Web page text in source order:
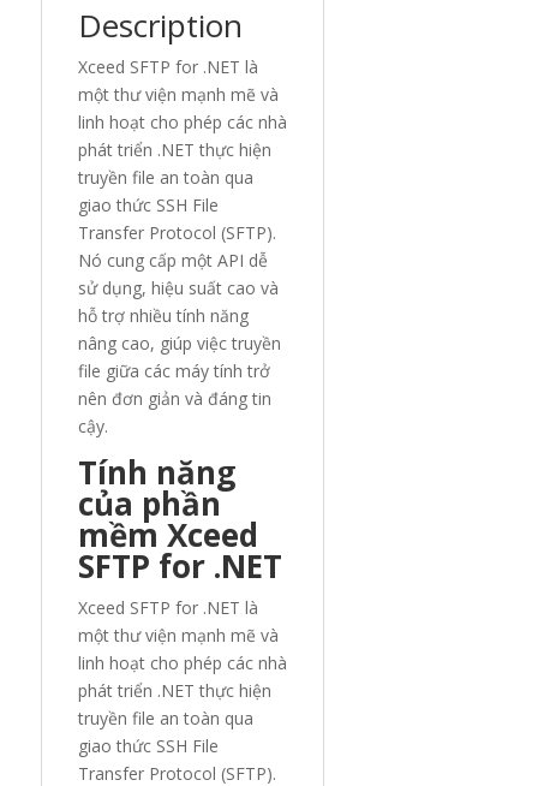
Description
Xceed SFTP for .NET là
một thư viện mạnh mẽ và
linh hoạt cho phép các nhà
phát triển .NET thực hiện
truyền file an toàn qua
giao thức SSH File
Transfer Protocol (SFTP).
Nó cung cấp một API dễ
sử dụng, hiệu suất cao và
hỗ trợ nhiều tính năng
nâng cao, giúp việc truyền
file giữa các máy tính trở
nên đơn giản và đáng tin
cậy.
Tính năng
của phần
mềm Xceed
SFTP for .NET
Xceed SFTP for .NET là
một thư viện mạnh mẽ và
linh hoạt cho phép các nhà
phát triển .NET thực hiện
truyền file an toàn qua
giao thức SSH File
Transfer Protocol (SFTP).